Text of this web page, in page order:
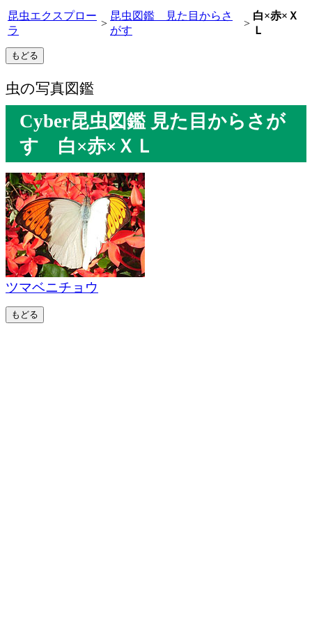
昆虫エクスプロー
ラ
>
昆虫図鑑 見た目からさ
がす
>
白×赤×Ｘ
Ｌ
虫の写真図鑑
Cyber昆虫図鑑 見た目からさが
す 白×赤×ＸＬ
ツマベニチョウ